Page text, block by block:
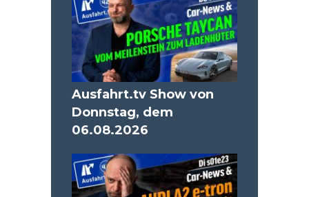
Ausfahrt.tv Show von
Donnstag, dem
06.08.2026